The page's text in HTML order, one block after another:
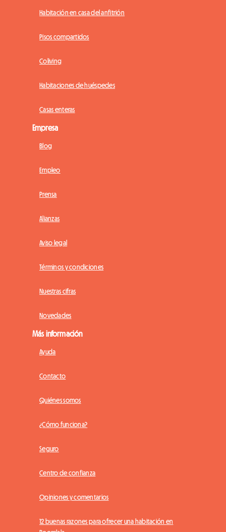
Habitación en casa del anfitrión
Pisos compartidos
Coliving
Habitaciones de huéspedes
Casas enteras
Empresa
Blog
Empleo
Prensa
Alianzas
Aviso legal
Términos y condiciones
Nuestras cifras
Novedades
Más información
Ayuda
Contacto
Quiénes somos
¿Cómo funciona?
Seguro
Centro de confianza
Opiniones y comentarios
12 buenas razones para ofrecer una habitación en